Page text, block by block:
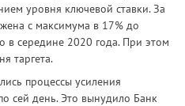
уровня ключевой ставки. За
с максимума в 17% до
в середине 2020 года. При этом
таргета.
процессы усиления
сей день. Это вынудило Банк